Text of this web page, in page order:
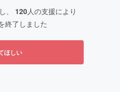
、 120人の支援により
終了しました
ほしい